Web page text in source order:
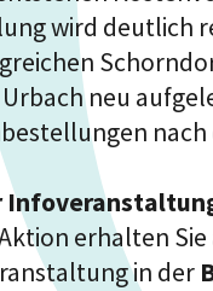
wird deutlich
neu
erhalten Sie
in der